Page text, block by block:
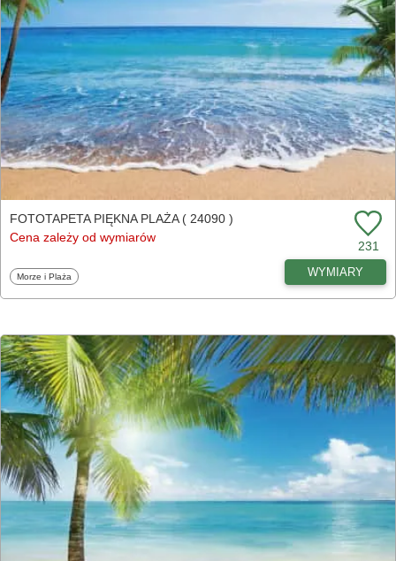
FOTOTAPETA PIĘKNA PLAŻA ( 24090 )
Cena zależy od wymiarów
231
Fototapety
Morze i Plaża WYMIARY